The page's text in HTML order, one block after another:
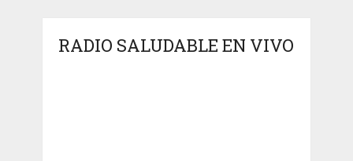
RADIO SALUDABLE EN VIVO